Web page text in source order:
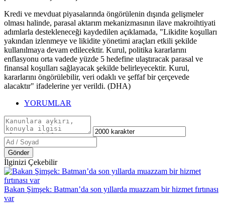
Kredi ve mevduat piyasalarında öngörülenin dışında gelişmeler
olması halinde, parasal aktarım mekanizmasının ilave makroihtiyati
adımlarla destekleneceği kaydedilen açıklamada, "Likidite koşulları
yakından izlenmeye ve likidite yönetimi araçları etkili şekilde
kullanılmaya devam edilecektir. Kurul, politika kararlarını
enflasyonu orta vadede yüzde 5 hedefine ulaştıracak parasal ve
finansal koşulları sağlayacak şekilde belirleyecektir. Kurul,
kararlarını öngörülebilir, veri odaklı ve şeffaf bir çerçevede
alacaktır" ifadelerine yer verildi. (DHA)
YORUMLAR
Gönder
İlginizi Çekebilir
Bakan Şimşek: Batman’da son yıllarda muazzam bir hizmet fırtınası
var